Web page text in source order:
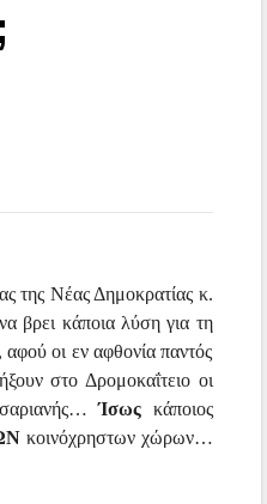
της Νέας Δημοκρατίας κ.
βρει κάποια λύση για τη
αφού οι εν αφθονία παντός
στο Δρομοκαΐτειο οι
Ίσως κάποιος
κοινόχρηστων χώρων…